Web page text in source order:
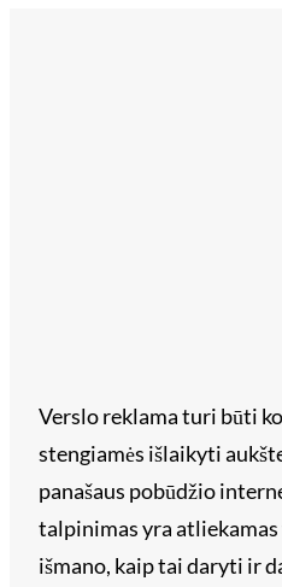
Verslo reklama turi būti
stengiamės išlaikyti
panašaus pobūdžio
talpinimas yra
išmano, kaip tai daryti ir